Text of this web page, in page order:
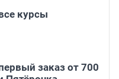
курсы
заказ от 700